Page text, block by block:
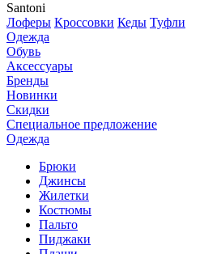
Santoni
Лоферы Кроссовки Кеды Туфли
Одежда
Обувь
Аксессуары
Бренды
Новинки
Скидки
Специальное предложение
Одежда
Брюки
Джинсы
Жилетки
Костюмы
Пальто
Пиджаки